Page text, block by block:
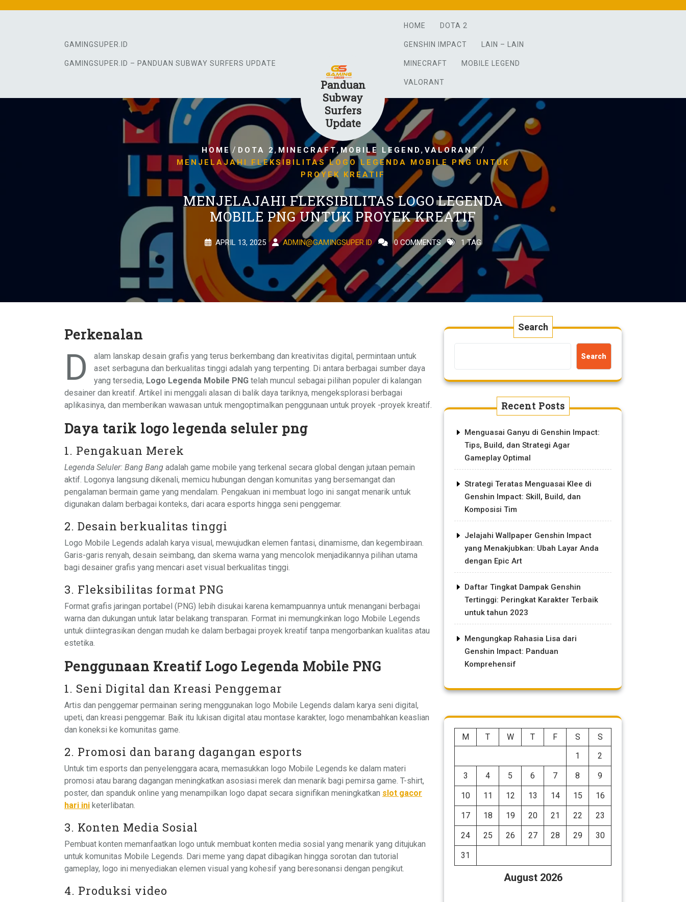
GAMINGSUPER.ID
GAMINGSUPER.ID – PANDUAN SUBWAY SURFERS UPDATE
Panduan
Subway
Surfers
Update
HOME DOTA 2
GENSHIN IMPACT LAIN – LAIN
MINECRAFT MOBILE LEGEND
VALORANT
HOME/ DOTA 2, MINECRAFT, MOBILE LEGEND, VALORANT/
MENJELAJAHI FLEKSIBILITAS LOGO LEGENDA MOBILE PNG UNTUK
PROYEK KREATIF
MENJELAJAHI FLEKSIBILITAS LOGO LEGENDA
MOBILE PNG UNTUK PROYEK KREATIF
APRIL 13, 2025 ADMIN@GAMINGSUPER.ID 0 COMMENTS 1 TAG
Perkenalan
D
alam lanskap desain grafis yang terus berkembang dan kreativitas digital, permintaan untuk
aset serbaguna dan berkualitas tinggi adalah yang terpenting. Di antara berbagai sumber daya
yang tersedia, Logo Legenda Mobile PNG telah muncul sebagai pilihan populer di kalangan
desainer dan kreatif. Artikel ini menggali alasan di balik daya tariknya, mengeksplorasi berbagai
aplikasinya, dan memberikan wawasan untuk mengoptimalkan penggunaan untuk proyek -proyek kreatif.
Daya tarik logo legenda seluler png
1. Pengakuan Merek
Legenda Seluler: Bang Bang adalah game mobile yang terkenal secara global dengan jutaan pemain
aktif. Logonya langsung dikenali, memicu hubungan dengan komunitas yang bersemangat dan
pengalaman bermain game yang mendalam. Pengakuan ini membuat logo ini sangat menarik untuk
digunakan dalam berbagai konteks, dari acara esports hingga seni penggemar.
2. Desain berkualitas tinggi
Logo Mobile Legends adalah karya visual, mewujudkan elemen fantasi, dinamisme, dan kegembiraan.
Garis-garis renyah, desain seimbang, dan skema warna yang mencolok menjadikannya pilihan utama
bagi desainer grafis yang mencari aset visual berkualitas tinggi.
3. Fleksibilitas format PNG
Format grafis jaringan portabel (PNG) lebih disukai karena kemampuannya untuk menangani berbagai
warna dan dukungan untuk latar belakang transparan. Format ini memungkinkan logo Mobile Legends
untuk diintegrasikan dengan mudah ke dalam berbagai proyek kreatif tanpa mengorbankan kualitas atau
estetika.
Penggunaan Kreatif Logo Legenda Mobile PNG
1. Seni Digital dan Kreasi Penggemar
Artis dan penggemar permainan sering menggunakan logo Mobile Legends dalam karya seni digital,
upeti, dan kreasi penggemar. Baik itu lukisan digital atau montase karakter, logo menambahkan keaslian
dan koneksi ke komunitas game.
2. Promosi dan barang dagangan esports
Untuk tim esports dan penyelenggara acara, memasukkan logo Mobile Legends ke dalam materi
promosi atau barang dagangan meningkatkan asosiasi merek dan menarik bagi pemirsa game. T-shirt,
poster, dan spanduk online yang menampilkan logo dapat secara signifikan meningkatkan slot gacor
hari ini keterlibatan.
3. Konten Media Sosial
Pembuat konten memanfaatkan logo untuk membuat konten media sosial yang menarik yang ditujukan
untuk komunitas Mobile Legends. Dari meme yang dapat dibagikan hingga sorotan dan tutorial
gameplay, logo ini menyediakan elemen visual yang kohesif yang beresonansi dengan pengikut.
4. Produksi video
Search
Search
Recent Posts
Menguasai Ganyu di Genshin Impact:
Tips, Build, dan Strategi Agar
Gameplay Optimal
Strategi Teratas Menguasai Klee di
Genshin Impact: Skill, Build, dan
Komposisi Tim
Jelajahi Wallpaper Genshin Impact
yang Menakjubkan: Ubah Layar Anda
dengan Epic Art
Daftar Tingkat Dampak Genshin
Tertinggi: Peringkat Karakter Terbaik
untuk tahun 2023
Mengungkap Rahasia Lisa dari
Genshin Impact: Panduan
Komprehensif
August 2026
M T W T F S
S
1
2
3 4 5 6 7 8 9
10 11 12 13 14 15 16
17 18 19 20 21 22 23
24 25 26 27 28 29 30
31